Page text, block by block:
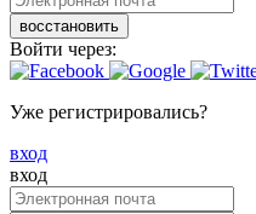
восстановить
Войти через:
Уже регистрировались?
вход
вход